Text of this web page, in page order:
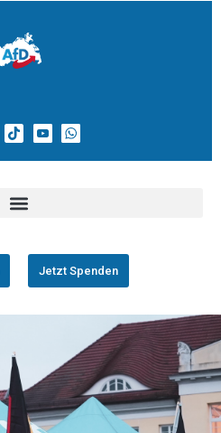
Jetzt Spenden